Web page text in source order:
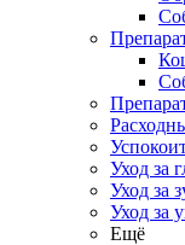
Уход за
Уход за
Уход за
Ещё